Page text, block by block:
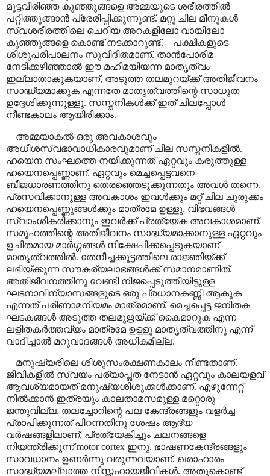
മുട്ടവിരിഞ്ഞ കുഞ്ഞുങ്ങളെ അമ്മയുടെ ശരീരത്തിൽ
പറ്റിത്തൂങ്ങാൻ പ്രേരിപ്പിക്കുന്നുണ്ട്. മറ്റു ചില മീനുകൾ
സ്വശരീരത്തിലെ ചെറിയ അറകളിലോ വായിലോ
കുഞ്ഞുങ്ങളെ കൊണ്ട് നടക്കാറുണ്ട്.
പക്ഷികളുടെ
ശിശുപരിപാലനം സുവിദിതമാണ്. താൻപോരിമ
നേടിക്കഴിഞ്ഞാൽ ഈ മഹിമയിയന്ന മാതൃത്വം
ഇല്ലാതാകുകയാണ്, അടുത്ത തലമുറയ്ക്ക് അതിജീവനം
സാദ്ധ്യമാക്കുക എന്നതേ മാതൃത്വത്തിന്റെ സാധുത
ഉദ്ദേശിക്കുന്നുള്ളു. സസ്തനികൾക്ക് ഇത് ചിലപ്പോൾ
നീണ്ടകാലം ആയിരിക്കാം.
അമ്മയാകൽ ഒരു അവകാശവും
അധീശസ്വഭാവാധികാരവുമാണ് ചില സസ്തനികളിൽ.
ഹയെന സംഘത്തെ നയിക്കുന്നത് ഏറ്റവും കരുത്തുള്ള
ഹയെനപ്പെണ്ണാണ്. ഏറ്റവും മെച്ചപ്പെട്ടവനെ
ബീജധാരണത്തിനു തെരഞ്ഞെടുക്കുന്നതും അവൾ തന്നെ.
പ്രസവിക്കാനുള്ള അവകാശം ഇവൾക്കും മറ്റ് ചില ചുരുക്കം
ഹയെനപ്പെണ്ണുങ്ങൾക്കും മാത്രമേ ഉള്ളു. വിഭവങ്ങൾ
സ്വാംശീകരിക്കാനും ഇവർക്ക് പ്രത്യേക അവകാശമാണ്.
സമൂഹത്തിന്റെ അതിജീവനം സാദ്ധ്യമാക്കാനുള്ള ഏറ്റവും
ഉചിതമായ മാർഗ്ഗങ്ങൾ നിക്ഷേപിക്കപ്പെടുകയാണ്
മാതൃത്വത്തിൽ. തേനീച്ചക്കൂട്ടത്തിലെ രാജ്ഞിയ്ക്ക്
ലഭിയ്ക്കുന്ന സൗകര്യലാഭങ്ങൾക്ക് സമാനമാണിത്.
അതിജീവനത്തിനു വേണ്ടി നിജപ്പെടുത്തിയിട്ടുള്ള
ഘടനാവിന്യാസങ്ങളുടെ ഒരു പ്രധാനകണ്ണി ആകുക
എന്നത് പരിണാമനിയമം മാത്രമാണ്. മെച്ചപ്പെട്ട ജനിതക
ഘടകങ്ങൾ അടുത്ത തലമുഋയ്ക്ക് കൈമാറുക എന്ന
ലളിതകർത്തവ്യം മാത്രമേ ഉള്ളൂ മാതൃത്വത്തിനു എന്ന്
വാദിച്ചാൽ മറുവാദങ്ങൾ അധികമില്ല.
മനുഷ്യരിലെ ശിശുസംരക്ഷണകാലം നീണ്ടതാണ്.
ജീവികളിൽ സ്വയം പര്യാപ്തത നേടാൻ ഏറ്റവും കാലയളവ്
ആവശ്യമായത് മനുഷ്യശിശുക്കൾക്കാണ്. എഴുന്നേറ്റ്
നിൽക്കാൻ ഇത്രയും കാലതാമസമുള്ള മറ്റൊരു
ജന്തുവില്ല. തലച്ചോറിന്റെ പല കേന്ദ്രങ്ങളും വളർച്ച
പ്രാപിക്കുന്നത് പിറന്നതിനു ശേഷം ആദ്യ
വർഷങ്ങളിലാണ്, പ്രത്യേകിച്ചും ചലനങ്ങളെ
നിയന്ത്രിക്കുന്ന്motor cortex ഇനു. ഭാഷണകേന്ദ്രങ്ങളും
സാവധാനം ഉണർന്നു വരുന്നവയാണ്. ഖരാഹാരം
സാദ്ധ്യമല്ലാത്ത നിസ്സഹായജീവികൾ. അതുകൊണ്ട്